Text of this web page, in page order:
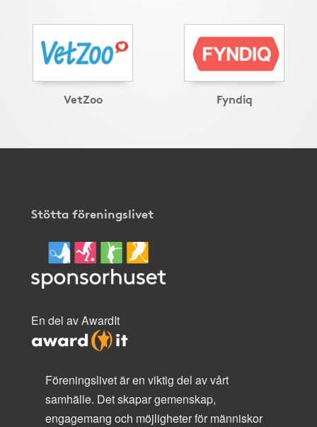
VetZoo Fyndiq
Stötta föreningslivet
En del av AwardIt
Föreningslivet är en viktig del av vårt
samhälle. Det skapar gemenskap,
engagemang och möjligheter för människor